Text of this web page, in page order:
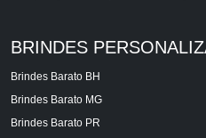
BRINDES
Brindes Barato BH
Brindes Barato MG
Brindes Barato PR